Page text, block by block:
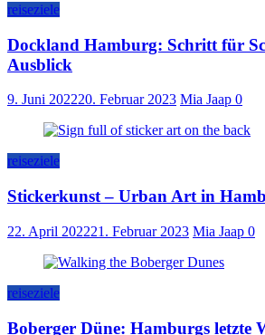
reiseziele
Dockland Hamburg: Schritt für
Ausblick
9. Juni 202220. Februar 2023 Mia Jaap 0
reiseziele
Stickerkunst – Urban Art in
22. April 202221. Februar 2023 Mia Jaap 0
reiseziele
Boberger Düne: Hamburgs letzte